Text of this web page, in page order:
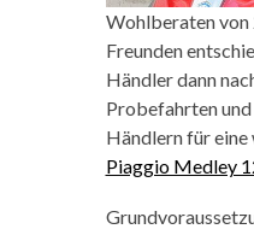
Wohlberaten von
Freunden
Händler dann
Probefahrten
Händlern für eine
Piaggio Medley